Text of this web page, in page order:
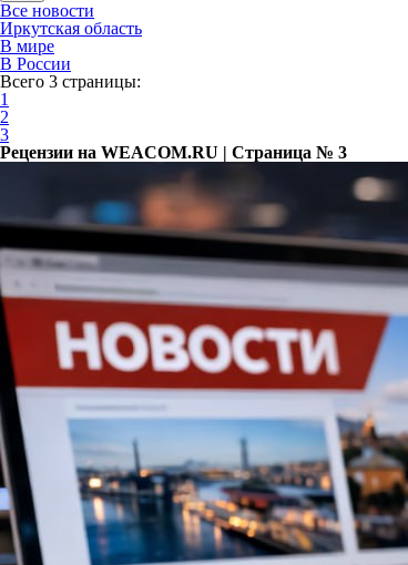
Все новости
Иркутская область
В мире
В России
Всего 3 страницы:
1
2
3
Рецензии на WEACOM.RU | Страница № 3